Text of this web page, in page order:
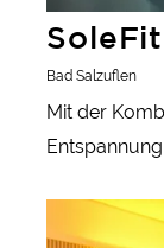
SoleFit
Bad Salzuflen
Mit der
Körpers
Gesunder